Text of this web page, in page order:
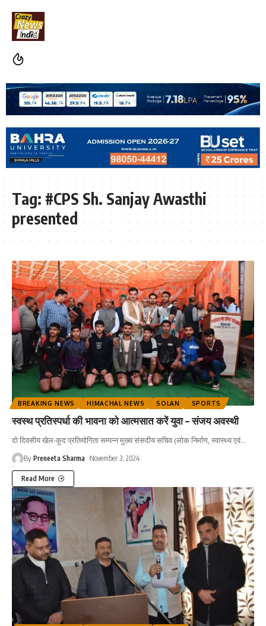
Tag: #CPS Sh. Sanjay Awasthi
presented
BREAKING NEWS HIMACHAL NEWS SOLAN SPORTS
स्वस्थ प्रतिस्पर्धा की भावना को आत्मसात करें युवा – संजय अवस्थी
दो दिवसीय खेल-कूद प्रतियोगिता सम्पन्न मुख्य संसदीय सचिव (लोक निर्माण, स्वास्थ्य एवं…
By Preneeta Sharma November 3, 2024
Read More